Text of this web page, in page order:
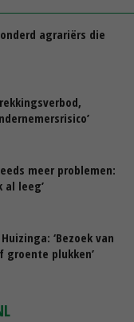
agrariërs die
meer problemen:
al leeg’
‘Bezoek van
groente plukken’